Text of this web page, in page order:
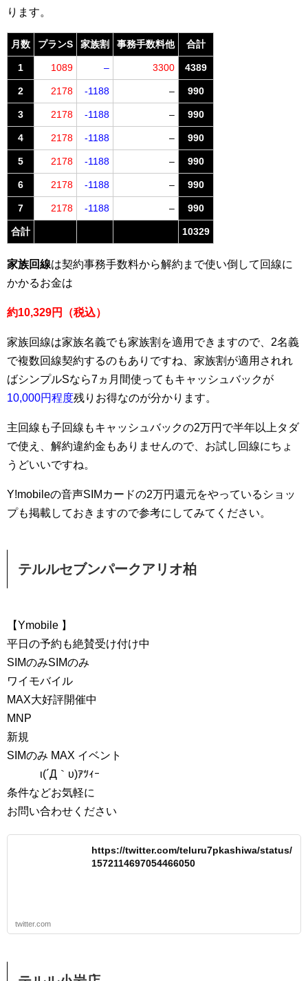
ります。
月数 プランS 家族割 事務手数料他 合計
1 1089 – 3300 4389
2 2178 -1188 – 990
3 2178 -1188 – 990
4 2178 -1188 – 990
5 2178 -1188 – 990
6 2178 -1188 – 990
7 2178 -1188 – 990
合計 10329
家族回線は契約事務手数料から解約まで使い倒して回線に
かかるお金は
約10,329円（税込）
家族回線は家族名義でも家族割を適用できますので、2名義
で複数回線契約するのもありですね、家族割が適用されれ
ばシンプルSなら7ヵ月間使ってもキャッシュバックが
10,000円程度残りお得なのが分かります。
主回線も子回線もキャッシュバックの2万円で半年以上タダ
で使え、解約違約金もありませんので、お試し回線にちょ
うどいいですね。
Y!mobileの音声SIMカードの2万円還元をやっているショッ
プも掲載しておきますので参考にしてみてください。
テルルセブンパークアリオ柏
【Ymobile 】
平日の予約も絶賛受け付け中
SIMのみSIMのみ
ワイモバイル
MAX大好評開催中
MNP
新規
SIMのみ MAX イベント
ι(´Д｀υ)ｱﾂｨｰ
条件などお気軽に
お問い合わせください
https://twitter.com/teluru7pkashiwa/status/
1572114697054466050
twitter.com